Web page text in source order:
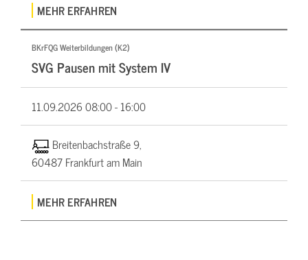
MEHR ERFAHREN
BKrFQG Weiterbildungen (K2)
SVG Pausen mit System IV
11.09.202608:00 - 16:00
Breitenbachstraße 9,
60487 Frankfurt am Main
MEHR ERFAHREN